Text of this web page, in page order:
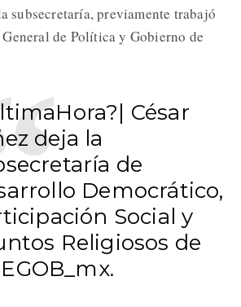
subsecretaría, previamente trabajó
de Política y Gobierno de
?| César
deja la
de
Democrático,
Social y
Religiosos de
.